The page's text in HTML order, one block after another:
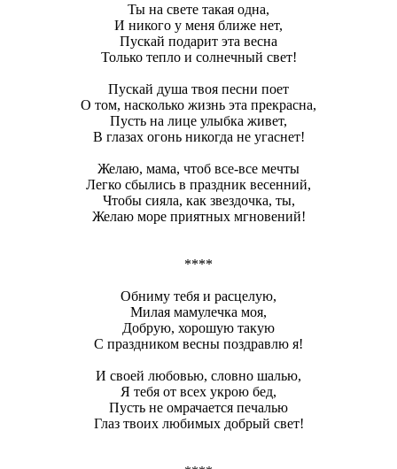
Ты на свете такая одна,
И никого у меня ближе нет,
Пускай подарит эта весна
Только тепло и солнечный свет!
Пускай душа твоя песни поет
О том, насколько жизнь эта прекрасна,
Пусть на лице улыбка живет,
В глазах огонь никогда не угаснет!
Желаю, мама, чтоб все-все мечты
Легко сбылись в праздник весенний,
Чтобы сияла, как звездочка, ты,
Желаю море приятных мгновений!
****
Обниму тебя и расцелую,
Милая мамулечка моя,
Добрую, хорошую такую
С праздником весны поздравлю я!
И своей любовью, словно шалью,
Я тебя от всех укрою бед,
Пусть не омрачается печалью
Глаз твоих любимых добрый свет!